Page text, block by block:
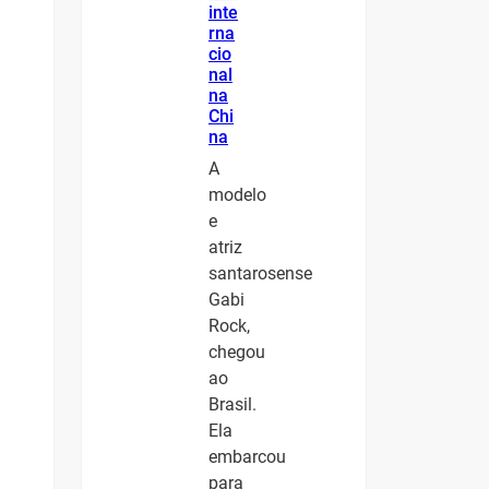
inte
rna
cio
nal
na
Chi
na
A
modelo
e
atriz
santarosense
Gabi
Rock,
chegou
ao
Brasil.
Ela
embarcou
para